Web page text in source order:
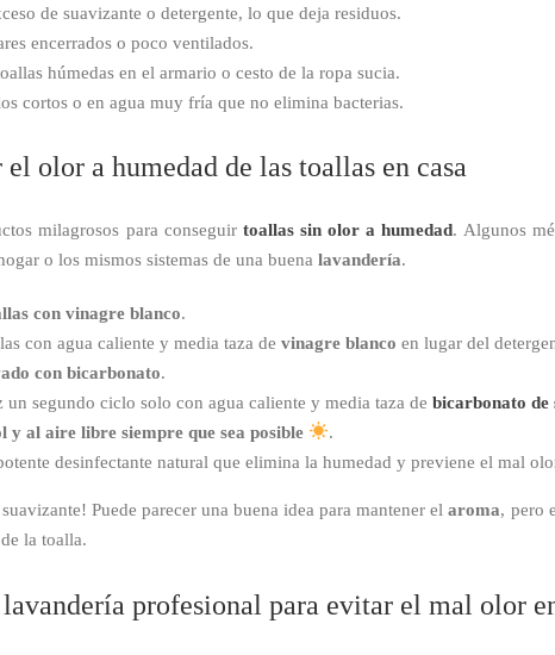
de suavizante o detergente, lo que deja residuos.
encerrados o poco ventilados.
húmedas en el armario o cesto de la ropa sucia.
cortos o en agua muy fría que no elimina bacterias.
olor a humedad de las toallas en casa
milagrosos para conseguir toallas sin olor a humedad. Algunos
o los mismos sistemas de una buena lavandería.
con vinagre blanco.
con agua caliente y media taza de vinagre blanco en lugar del
con bicarbonato.
un segundo ciclo solo con agua caliente y media taza de bicarbonato de
y al aire libre siempre que sea posible
.
desinfectante natural que elimina la humedad y previene el mal
Puede parecer una buena idea para mantener elaroma, pero
la toalla.
lavandería profesional para evitar el mal olor